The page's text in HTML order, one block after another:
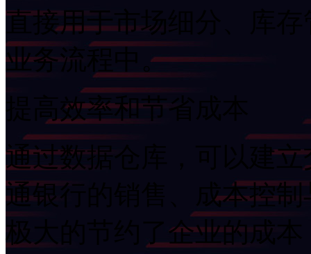
直接用于市场细分、库存
业务流程中。
提高效率和节省成本
通过数据仓库，可以建
通银行的销售、成本控
极大的节约了企业的成本